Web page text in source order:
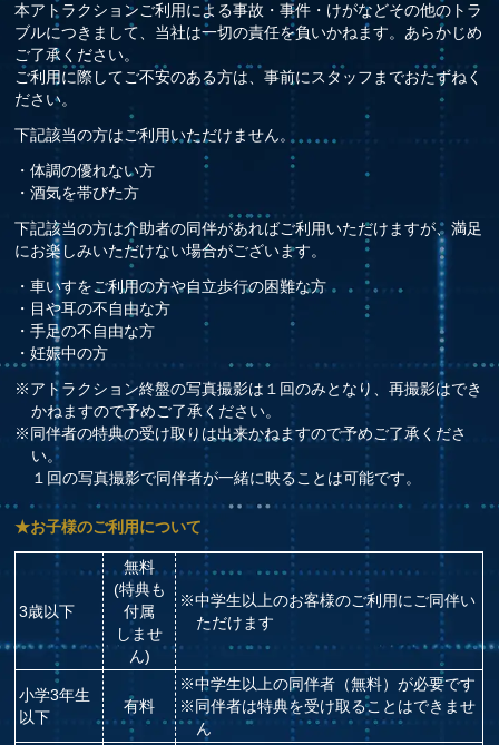
本アトラクションご利用による事故・事件・けがなどその他のトラ
ブルにつきまして、当社は一切の責任を負いかねます。あらかじめ
ご了承ください。
ご利用に際してご不安のある方は、事前にスタッフまでおたずねく
ださい。
下記該当の方はご利用いただけません。
・体調の優れない方
・酒気を帯びた方
下記該当の方は介助者の同伴があればご利用いただけますが、満足
にお楽しみいただけない場合がございます。
・車いすをご利用の方や自立歩行の困難な方
・目や耳の不自由な方
・手足の不自由な方
・妊娠中の方
※アトラクション終盤の写真撮影は１回のみとなり、再撮影はでき
かねますので予めご了承ください。
※同伴者の特典の受け取りは出来かねますので予めご了承くださ
い。
１回の写真撮影で同伴者が一緒に映ることは可能です。
★お子様のご利用について
3歳以下
無料
(特典も
付属
しませ
ん)
※中学生以上のお客様のご利用にご同伴い
ただけます
小学3年生
以下
有料
※中学生以上の同伴者（無料）が必要です
※同伴者は特典を受け取ることはできませ
ん